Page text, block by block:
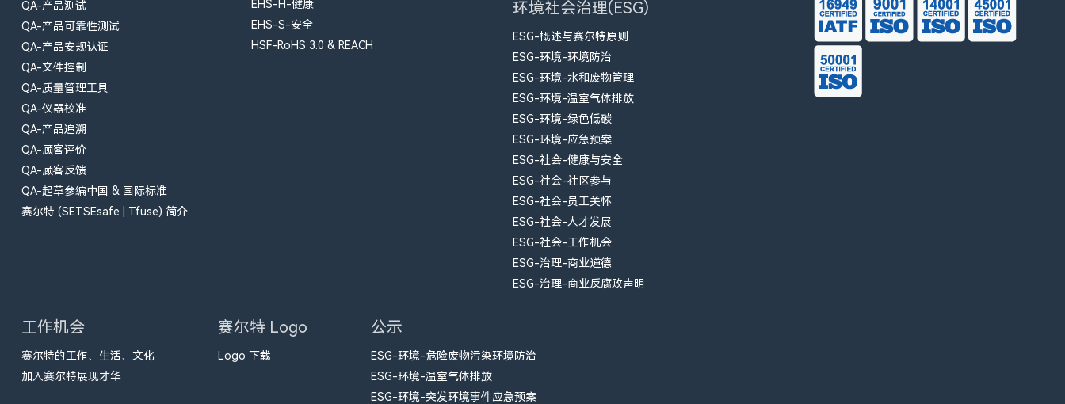
QA-产品测试
QA-产品可靠性测试
QA-产品安规认证
QA-文件控制
QA-质量管理工具
QA-仪器校准
QA-产品追溯
QA-顾客评价
QA-顾客反馈
QA-起草参编中国 & 国际标准
赛尔特 (SETSEsafe | Tfuse) 简介
EHS-H-健康
EHS-S-安全
HSF-RoHS 3.0 & REACH
环境社会治理(ESG)
ESG-概述与赛尔特原则
ESG-环境-环境防治
ESG-环境-水和废物管理
ESG-环境-温室气体排放
ESG-环境-绿色低碳
ESG-环境-应急预案
ESG-社会-健康与安全
ESG-社会-社区参与
ESG-社会-员工关怀
ESG-社会-人才发展
ESG-社会-工作机会
ESG-治理-商业道德
ESG-治理-商业反腐败声明
工作机会
赛尔特的工作、生活、文化
加入赛尔特展现才华
赛尔特 Logo
Logo 下载
公示
ESG-环境-危险废物污染环境防治
ESG-环境-温室气体排放
ESG-环境-突发环境事件应急预案